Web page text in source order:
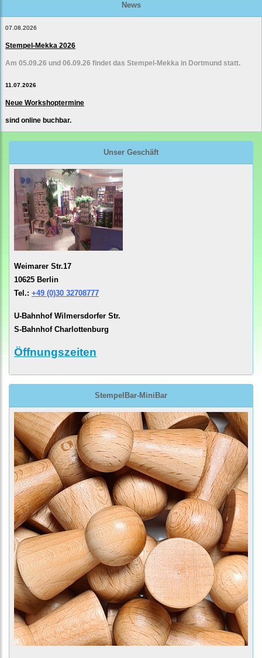
News
07.08.2026
Stempel-Mekka 2026
Am 05.09.26 und 06.09.26 findet das Stempel-Mekka in Dortmund statt.
11.07.2026
Neue Workshoptermine
sind online buchbar.
Unser Geschäft
Weimarer Str.17
10625 Berlin
Tel.: +49 (0)30 32708777
U-Bahnhof Wilmersdorfer Str.
S-Bahnhof Charlottenburg
Öffnungszeiten
StempelBar-MiniBar